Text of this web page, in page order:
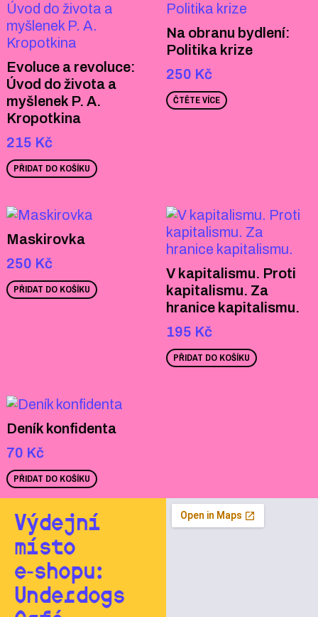
Evoluce a revoluce:
Úvod do života a
myšlenek P. A.
Kropotkina
215 Kč
PŘIDAT DO KOŠÍKU
Na obranu bydlení:
Politika krize
250 Kč
ČTĚTE VÍCE
Maskirovka
250 Kč
PŘIDAT DO KOŠÍKU
V kapitalismu. Proti
kapitalismu. Za
hranice kapitalismu.
195 Kč
PŘIDAT DO KOŠÍKU
Deník konfidenta
70 Kč
PŘIDAT DO KOŠÍKU
Výdejní
místo
e‑shopu:
Underdogs